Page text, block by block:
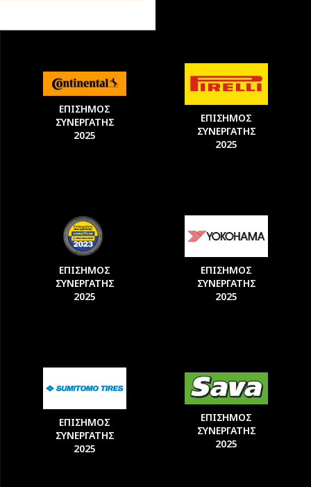
ΕΠΙΣΗΜΟΣ
ΣΥΝΕΡΓΑΤΗΣ
2025
ΕΠΙΣΗΜΟΣ
ΣΥΝΕΡΓΑΤΗΣ
2025
ΕΠΙΣΗΜΟΣ
ΣΥΝΕΡΓΑΤΗΣ
2025
ΕΠΙΣΗΜΟΣ
ΣΥΝΕΡΓΑΤΗΣ
2025
ΕΠΙΣΗΜΟΣ
ΣΥΝΕΡΓΑΤΗΣ
2025
ΕΠΙΣΗΜΟΣ
ΣΥΝΕΡΓΑΤΗΣ
2025